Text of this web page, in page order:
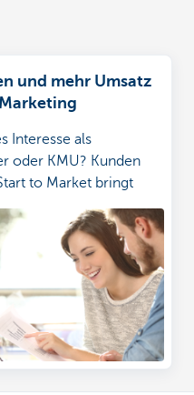
und mehr Umsatz
Interesse als
oder KMU? Kunden
to Market bringt
Persönliches
Lassen Sie sich
informieren.